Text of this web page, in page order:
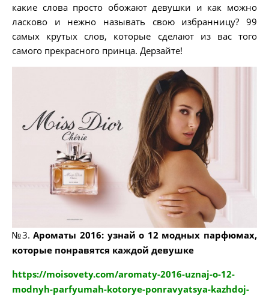
какие слова просто обожают девушки и как можно
ласково и нежно называть свою избранницу? 99
самых крутых слов, которые сделают из вас того
самого прекрасного принца. Дерзайте!
№3.Ароматы 2016: узнай о 12 модных парфюмах,
которые понравятся каждой девушке
https://moisovety.com/aromaty-2016-uznaj-o-12-
modnyh-parfyumah-kotorye-ponravyatsya-kazhdoj-